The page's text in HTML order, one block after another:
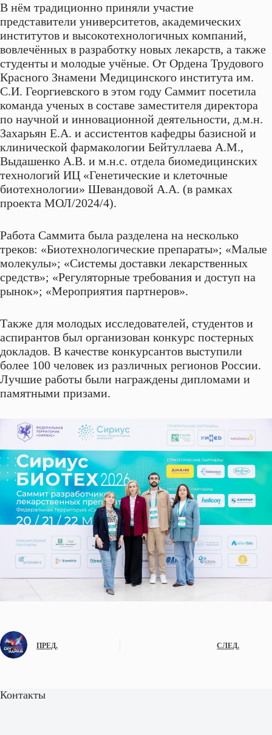
В нём традиционно приняли участие
представители университетов, академических
институтов и высокотехнологичных компаний,
вовлечённых в разработку новых лекарств, а также
студенты и молодые учёные. От Ордена Трудового
Красного Знамени Медицинского института им.
С.И. Георгиевского в этом году Саммит посетила
команда ученых в составе заместителя директора
по научной и инновационной деятельности, д.м.н.
Захарьян Е.А. и ассистентов кафедры базисной и
клинической фармакологии Бейтуллаева А.М.,
Выдашенко А.В. и м.н.с. отдела биомедицинских
технологий ИЦ «Генетические и клеточные
биотехнологии» Шевандовой А.А. (в рамках
проекта МОЛ/2024/4).
Работа Саммита была разделена на несколько
треков: «Биотехнологические препараты»; «Малые
молекулы»; «Системы доставки лекарственных
средств»; «Регуляторные требования и доступ на
рынок»; «Мероприятия партнеров».
Также для молодых исследователей, студентов и
аспирантов был организован конкурс постерных
докладов. В качестве конкурсантов выступили
более 100 человек из различных регионов России.
Лучшие работы были награждены дипломами и
памятными призами.
ПРЕД. СЛЕД.
Контакты